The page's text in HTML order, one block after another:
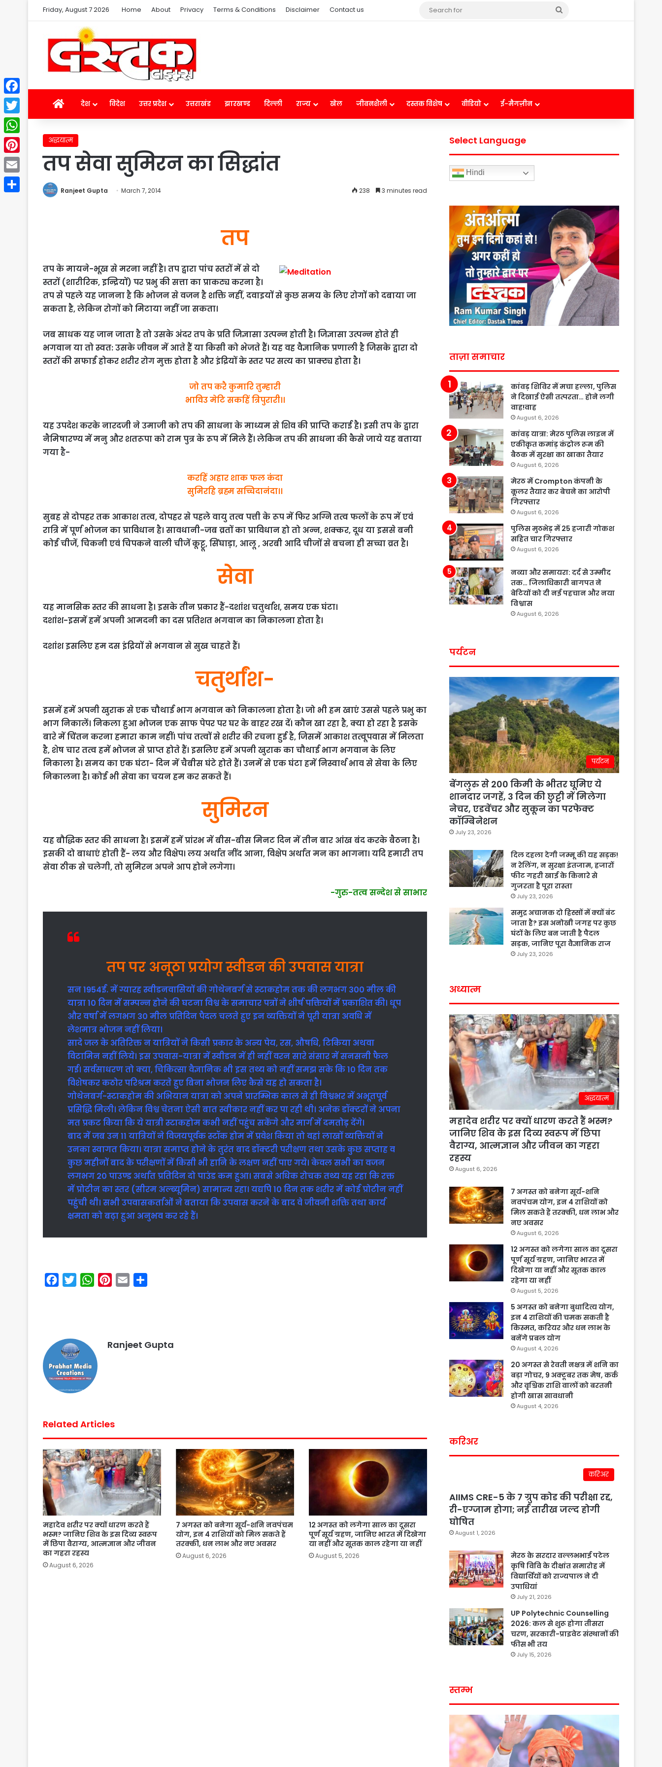
Friday, August 7 2026 Home About Privacy Terms & Conditions Disclaimer Contact us
Homeदेश विदेश उत्तर प्रदेश उत्तराखंड झारखण्ड दिल्ली राज्य खेल जीवनशैली दस्तक विशेष वीडियो ई-मैगज़ीन
अद्धयात्म
तप सेवा सुमिरन का सिद्धांत
Ranjeet Gupta March 7, 2014 238 3 minutes read
तप
तप के मायने-भूख से मरना नहीं है। तप द्वारा पांच स्तरों में से दो
स्तरों (शारीरिक, इन्द्रियों) पर प्रभु की सत्ता का प्राकट्य करना है।
तप से पहले यह जानना है कि भोजन से वजन है शक्ति नहीं, दवाइयों से कुछ समय के लिए रोगों को दबाया जा
सकता है, लेकिन रोगों को मिटाया नहीं जा सकता।
जब साधक यह जान जाता है तो उसके अंदर तप के प्रति जिज्ञासा उत्पन्न होती है। जिज्ञासा उत्पन्न होते ही
भगवान या तो स्वत: उसके जीवन में आते हैं या किसी को भेजते हैं। यह वह वैज्ञानिक प्रणाली है जिसके द्वारा दो
स्तरों की सफाई होकर शरीर रोग मुक्त होता है और इंद्रियों के स्तर पर सत्य का प्राक्ट्य होता है।
जो तप करै कुमारि तुम्हारी
भाविउ मेटि सकहिं त्रिपुरारी।।
यह उपदेश करके नारदजी ने उमाजी को तप की साधना के माध्यम से शिव की प्राप्ति कराई है। इसी तप के द्वारा
नैमिषारण्य में मनु और शतरूपा को राम पुत्र के रूप में मिले हैं। लेकिन तप की साधना की कैसे जाये यह बताया
गया है-
करहिं अहार शाक फल कंदा
सुमिरहि ब्रह्म सच्चिदानंदा।।
सुबह से दोपहर तक आकाश तत्व, दोपहर से पहले वायु तत्व पत्ती के रूप में फिर अग्नि तत्व फलों के रूप में एवं
रात्रि में पूर्ण भोजन का प्राविधान है। सावधानी-जब व्रतों का प्राविधान हो तो अन्न, शक्कर, दूध या इससे बनी
कोई चीजें, चिकनी एवं चिपकने वाली चीजें कूट्टू, सिंघाड़ा, आलू , अरबी आदि चीजों से बचना ही सच्चा व्रत है।
सेवा
यह मानसिक स्तर की साधना है। इसके तीन प्रकार हैं-दशांश चतुर्थांश, समय एक घंटा।
दशांश-इसमें हमें अपनी आमदनी का दस प्रतिशत भगवान का निकालना होता है।
दशांश इसलिए हम दस इंद्रियों से भगवान से सुख चाहते हैं।
चतुर्थांश-
इसमें हमें अपनी खुराक से एक चौथाई भाग भगवान को निकालना होता है। जो भी हम खाएं उससे पहले प्रभु का
भाग निकालें। निकला हुआ भोजन एक साफ पेपर पर घर के बाहर रख दें। कौन खा रहा है, क्या हो रहा है इसके
बारे में चिंतन करना हमारा काम नहीं। पांच तत्वों से शरीर की रचना हुई है, जिसमें आकाश तत्वूपवास में मिलता
है, शेष चार तत्व हमें भोजन से प्राप्त होते हैं। इसलिए हमें अपनी खुराक का चौथाई भाग भगवान के लिए
निकाला है। समय का एक घंटा- दिन में चैबीस घंटे होते हैं। उनमें से एक घंटा हमें निस्वार्थ भाव से सेवा के लिए
निकालना है। कोई भी सेवा का चयन हम कर सकते हैं।
सुमिरन
यह बौद्धिक स्तर की साधना है। इसमें हमें प्रांरभ में बीस-बीस मिनट दिन में तीन बार आंख बंद करके बैठना है।
इसकी दो बाधाएं होती हैं- लय और विक्षेप। लय अर्थात नींद आना, विक्षेप अर्थात मन का भागना। यदि हमारी तप
सेवा ठीक से चलेगी, तो सुमिरन अपने आप होने लगेगा।
-गुरु-तत्व सन्देश से साभार
तप पर अनूठा प्रयोग स्वीडन की उपवास यात्रा
सन 1954ई. में ग्यारह स्वीडनवासियों की गोथेनबर्ग से स्टाकहोम तक की लगभग 300 मील की
यात्रा 10 दिन में सम्पन्न होने की घटना विश्व के समाचार पत्रों ने शीर्ष पक्तियों में प्रकाशित की। धूप
और वर्षा में लगभग 30 मील प्रतिदिन पैदल चलते हुए इन व्यक्तियों ने पूरी यात्रा अवधि में
लेशमात्र भोजन नहीं लिया।
सादे जल के अतिरिक्त न यात्रियों ने किसी प्रकार के अन्य पेय, रस, औषधि, टिकिया अथवा
विटामिन नहीं लिये। इस उपवास-यात्रा में स्वीडन में ही नहीं वरन सारे संसार में सनसनी फैल
गई। सर्वसाधरण तो क्या, चिकित्सा वैज्ञानिक भी इस तथ्य को नहीं समझ सके कि 10 दिन तक
विशेषकर कठोर परिश्रम करते हुए बिना भोजन लिए कैसे यह हो सकता है।
गोथेनबर्ग-स्टाकहोम की अभियान यात्रा को अपने प्रारम्भिक काल से ही विश्वभर में अभूतपूर्व
प्रसिद्धि मिली। लेकिन विश्व चेतना ऐसी बात स्वीकार नहीं कर पा रही थी। अनेक डॉक्टरों ने अपना
मत प्रकट किया कि ये यात्री स्टाकहोम कभी नहीं पहुंच सकेंगे और मार्ग में दमतोड़ देंगे।
बाद में जब उन 11 यात्रियों ने विजयपूर्वक स्टॉक होम में प्रवेश किया तो वहां लाखों व्यक्तियों ने
उनका स्वागत किया। यात्रा समाप्त होने के तुरंत बाद डॉक्टरी परीक्षण तथा उसके कुछ सप्ताह व
कुछ महीनों बाद के परीक्षणों में किसी भी हानि के लक्षण नहीं पाए गये। केवल सभी का वजन
लगभग 20 पाउण्ड अर्थात प्रतिदिन दो पाउंड कम हुआ। सबसे अधिक रोचक तथ्य यह रहा कि रक्त
में प्रोटीन का स्तर (सीरम अल्ब्यूमिन) सामान्य रहा। यद्यपि 10 दिन तक शरीर में कोई प्रोटीन नहीं
पहुंची थी। सभी उपवासकर्ताओं ने बताया कि उपवास करने के बाद वे जीवनी शक्ति तथा कार्य
क्षमता को बढ़ा हुआ अनुभव कर रहे हैं।
o
o
k
e
r
W
p
p
r
Ranjeet Gupta
Related Articles
महादेव शरीर पर क्यों धारण करते हैं
भस्म? जानिए शिव के इस दिव्य स्वरूप
में छिपा वैराग्य, आत्मज्ञान और जीवन
का गहरा रहस्य
August 6, 2026
7 अगस्त को बनेगा सूर्य-शनि नवपंचम
योग, इन 4 राशियों को मिल सकते हैं
तरक्की, धन लाभ और नए अवसर
August 6, 2026
12 अगस्त को लगेगा साल का दूसरा
पूर्ण सूर्य ग्रहण, जानिए भारत में दिखेगा
या नहीं और सूतक काल रहेगा या नहीं
August 5, 2026
Select Language
Hindi
ताज़ा समाचार
कांवड़ शिविर में मचा हल्ला, पुलिस
ने दिखाई ऐसी तत्परता… होने लगी
वाह!वाह
August 6, 2026
कांवड़ यात्रा: मेरठ पुलिस लाइन में
एकीकृत कमांड़ कंट्रोल रूम की
बैठक में सुरक्षा का खाका तैयार
August 6, 2026
मेरठ में Crompton कंपनी के
कूलर तैयार कर बेचने का आरोपी
गिरफ्तार
August 6, 2026
पुलिस मुठभेड़ में 25 हजारी गोकश
सहित चार गिरफ्तार
August 6, 2026
नव्या और समायरा: दर्द से उम्मीद
तक… जिलाधिकारी बागपत ने
बेटियों को दी नई पहचान और नया
विश्वास
August 6, 2026
पर्यटन
पर्यटन
बेंगलुरु से 200 किमी के भीतर घूमिए ये
शानदार जगहें, 3 दिन की छुट्टी में मिलेगा
नेचर, एडवेंचर और सुकून का परफेक्ट
कॉम्बिनेशन
July 23, 2026
दिल दहला देगी जम्मू की यह सड़क!
न रेलिंग, न सुरक्षा इंतजाम, हजारों
फीट गहरी खाई के किनारे से
गुजरता है पूरा रास्ता
July 23, 2026
समुद्र अचानक दो हिस्सों में क्यों बंट
जाता है? इस अनोखी जगह पर कुछ
घंटों के लिए बन जाती है पैदल
सड़क, जानिए पूरा वैज्ञानिक राज
July 23, 2026
अध्यात्म
अद्धयात्म
महादेव शरीर पर क्यों धारण करते हैं भस्म?
जानिए शिव के इस दिव्य स्वरूप में छिपा
वैराग्य, आत्मज्ञान और जीवन का गहरा
रहस्य
August 6, 2026
7 अगस्त को बनेगा सूर्य-शनि
नवपंचम योग, इन 4 राशियों को
मिल सकते हैं तरक्की, धन लाभ और
नए अवसर
August 6, 2026
12 अगस्त को लगेगा साल का दूसरा
पूर्ण सूर्य ग्रहण, जानिए भारत में
दिखेगा या नहीं और सूतक काल
रहेगा या नहीं
August 5, 2026
5 अगस्त को बनेगा बुधादित्य योग,
इन 4 राशियों की चमक सकती है
किस्मत, करियर और धन लाभ के
बनेंगे प्रबल योग
August 4, 2026
20 अगस्त से रेवती नक्षत्र में शनि का
बड़ा गोचर, 9 अक्टूबर तक मेष, कर्क
और वृश्चिक राशि वालों को बरतनी
होगी खास सावधानी
August 4, 2026
करिअर
करिअर
AIIMS CRE-5 के 7 ग्रुप कोड की परीक्षा रद्द,
री-एग्जाम होगा; नई तारीख जल्द होगी
घोषित
August 1, 2026
मेरठ के सरदार वल्लभभाई पटेल
कृषि विवि के दीक्षांत समारोह में
विद्यार्थियों को राज्यपाल ने दी
उपाधियां
July 21, 2026
UP Polytechnic Counselling
2026: कल से शुरू होगा तीसरा
चरण, सरकारी-प्राइवेट संस्थानों की
फीस भी तय
July 15, 2026
स्तम्भ
Facebook
Twitter
WhatsApp
Pinterest
Email